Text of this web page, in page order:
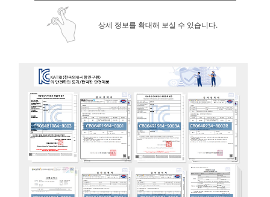
상세 정보를 확대해 보실 수 있습니다.